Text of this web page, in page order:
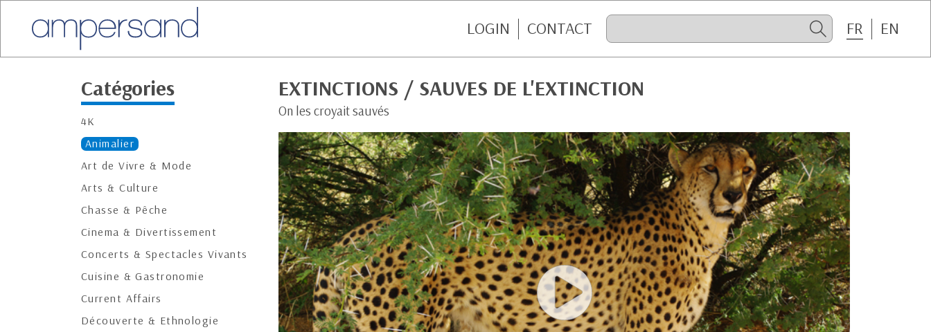
LOGIN CONTACT FR EN
Catégories
4K
Animalier
Art de Vivre & Mode
Arts & Culture
Chasse & Pêche
Cinema & Divertissement
Concerts & Spectacles Vivants
Cuisine & Gastronomie
Current Affairs
Découverte & Ethnologie
EXTINCTIONS / SAUVES DE L'EXTINCTION
On les croyait sauvés